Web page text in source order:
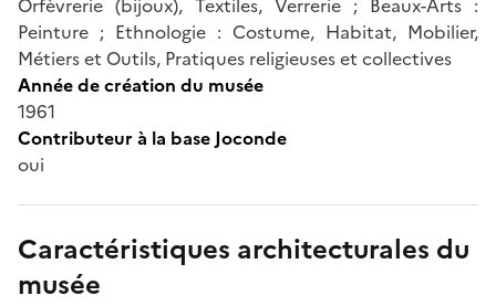
Peinture ; Ethnologie : Costume, Habitat, Mobilier,
Métiers et Outils, Pratiques religieuses et collectives
Année de création du musée
1961
Contributeur à la base Joconde
oui
Caractéristiques architecturales du
musée